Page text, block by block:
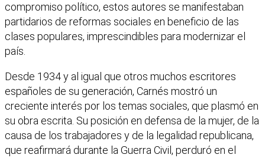
compromiso político, estos autores se manifestaban
partidarios de reformas sociales en beneficio de las
clases populares, imprescindibles para modernizar el
país.
Desde 1934 y al igual que otros muchos escritores
españoles de su generación, Carnés mostró un
creciente interés por los temas sociales, que plasmó en
su obra escrita. Su posición en defensa de la mujer, de la
causa de los trabajadores y de la legalidad republicana,
que reafirmará durante la Guerra Civil, perduró en el